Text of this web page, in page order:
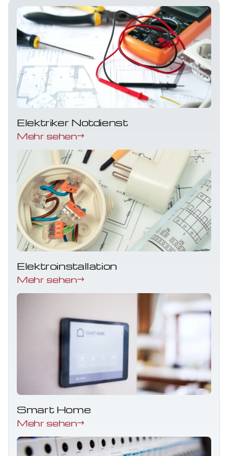
Elektriker Notdienst
Mehr sehen
Elektroinstallation
Mehr sehen
Smart Home
Mehr sehen